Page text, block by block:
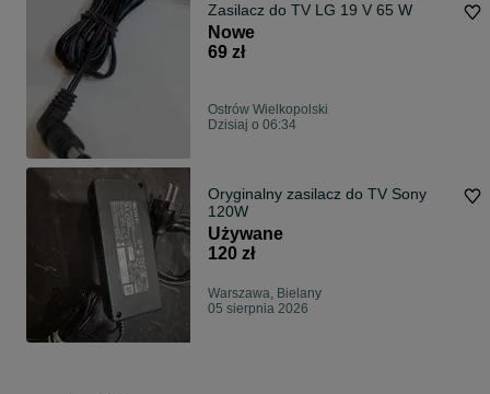
Zasilacz do TV LG 19 V 65 W
Nowe
69 zł
Ostrów Wielkopolski
Dzisiaj o 06:34
Oryginalny zasilacz do TV Sony
120W
Używane
120 zł
Warszawa, Bielany
05 sierpnia 2026